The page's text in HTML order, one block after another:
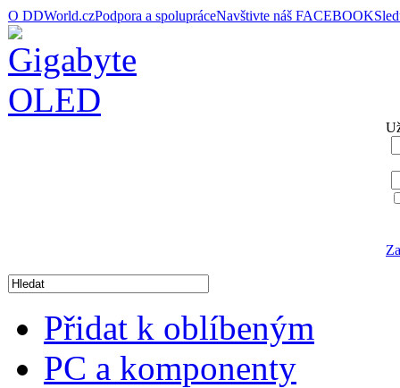
O DDWorld.czPodpora a spolupráceNavštivte náš FACEBOOK
Přidat k oblíbeným
PC a komponenty